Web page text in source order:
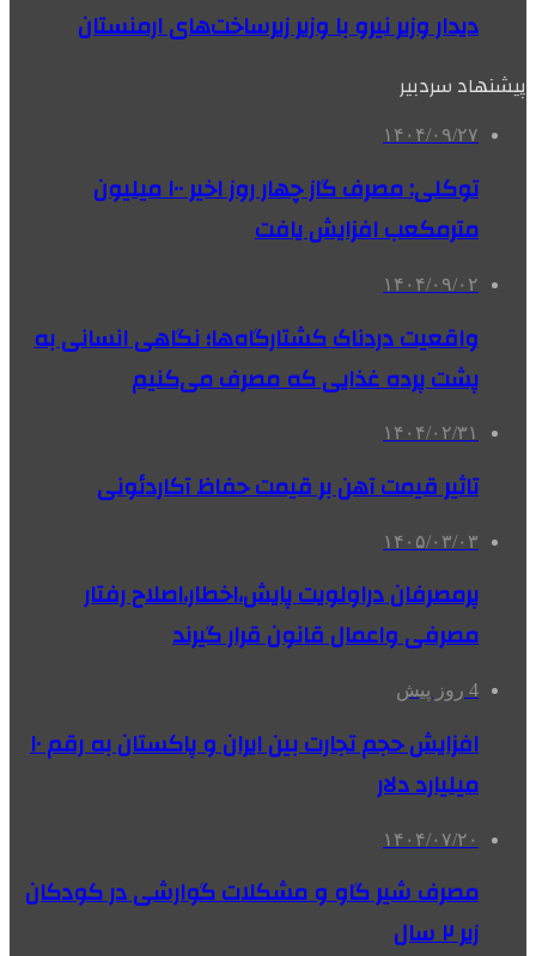
دیدار وزیر نیرو با وزیر زیرساخت‌های ارمنستان
پیشنهاد سردبیر
۱۴۰۴/۰۹/۲۷
توکلی: مصرف گاز چهار روز اخیر ۱۰۰ میلیون
مترمکعب افزایش یافت
۱۴۰۴/۰۹/۰۲
واقعیت دردناک کشتارگاه‌ها؛ نگاهی انسانی به
پشت پرده غذایی که مصرف می‌کنیم
۱۴۰۴/۰۲/۳۱
تاثیر قیمت آهن بر قیمت حفاظ آکاردئونی
۱۴۰۵/۰۳/۰۳
پرمصرفان دراولویت پایش،اخطار،اصلاح رفتار
مصرفی واعمال قانون قرار گیرند
4 روز پیش
افزایش حجم تجارت بین ایران و پاکستان به رقم ۱۰
میلیارد دلار
۱۴۰۴/۰۷/۲۰
مصرف شیر گاو و مشکلات گوارشی در کودکان
زیر ۲ سال